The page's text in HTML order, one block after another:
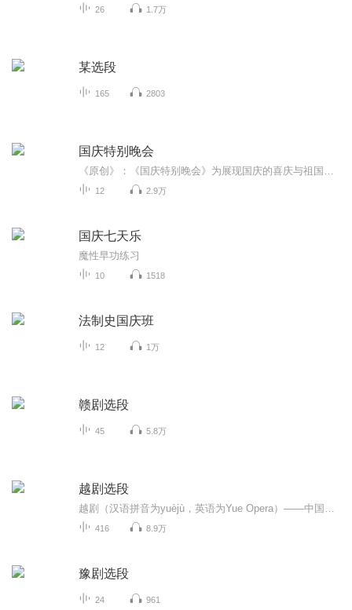
26 1.7万
某选段
165 2803
国庆特别晚会
12 2.9万
国庆七天乐
魔性早功练习
10 1518
法制史国庆班
12 1万
赣剧选段
45 5.8万
越剧选段
416 8.9万
豫剧选段
24 961